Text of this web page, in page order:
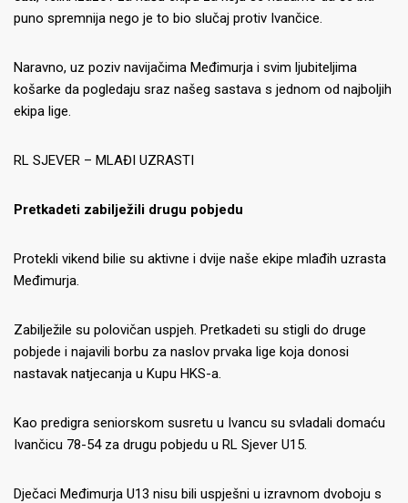
puno spremnija nego je to bio slučaj protiv Ivančice.
Naravno, uz poziv navijačima Međimurja i svim ljubiteljima
košarke da pogledaju sraz našeg sastava s jednom od najboljih
ekipa lige.
RL SJEVER – MLAĐI UZRASTI
Pretkadeti zabilježili drugu pobjedu
Protekli vikend bilie su aktivne i dvije naše ekipe mlađih uzrasta
Međimurja.
Zabilježile su polovičan uspjeh. Pretkadeti su stigli do druge
pobjede i najavili borbu za naslov prvaka lige koja donosi
nastavak natjecanja u Kupu HKS-a.
Kao predigra seniorskom susretu u Ivancu su svladali domaću
Ivančicu 78-54 za drugu pobjedu u RL Sjever U15.
Dječaci Međimurja U13 nisu bili uspješni u izravnom dvoboju s